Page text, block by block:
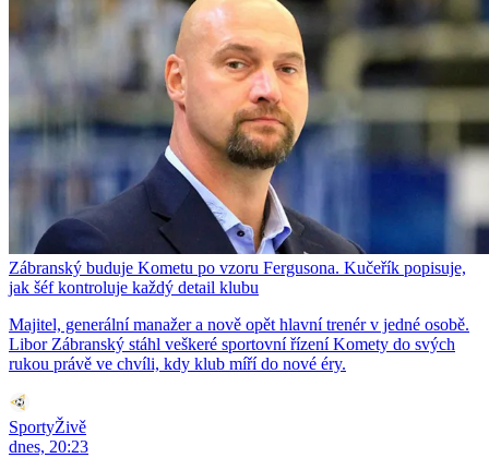
Zábranský buduje Kometu po vzoru Fergusona. Kučeřík popisuje,
jak šéf kontroluje každý detail klubu
Majitel, generální manažer a nově opět hlavní trenér v jedné osobě.
Libor Zábranský stáhl veškeré sportovní řízení Komety do svých
rukou právě ve chvíli, kdy klub míří do nové éry.
SportyŽivě
dnes, 20:23